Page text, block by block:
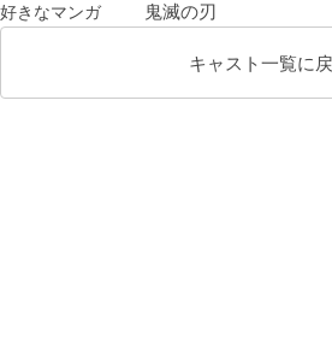
好きなマンガ 鬼滅の刃
キャスト一覧に